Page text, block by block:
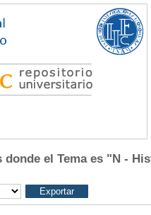
donde el Tema es "N -